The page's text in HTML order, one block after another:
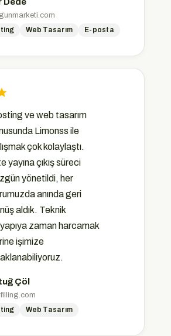
Web Tasarım E-posta
ve web tasarım
Limonss ile
çok kolaylaştı.
yayına çıkış süreci
yönetildi, her
anında geri
aldık. Teknik
zaman harcamak
işimize
Çöl
Web Tasarım